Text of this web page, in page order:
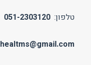
טלפון:051-2303120
healtms@gmail.com